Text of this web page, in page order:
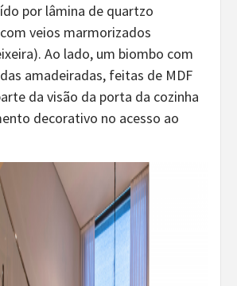
por lâmina de quartzo
veios marmorizados
Ao lado, um biombo com
amadeiradas, feitas de MDF
da visão da porta da cozinha
decorativo no acesso ao